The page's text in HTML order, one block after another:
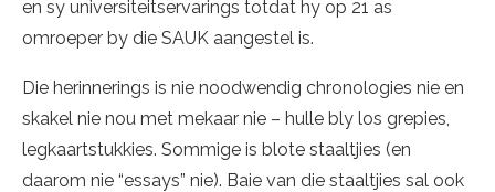
en sy universiteitservarings totdat hy op 21 as
omroeper by die SAUK aangestel is.
Die herinnerings is nie noodwendig chronologies nie en
skakel nie nou met mekaar nie – hulle bly los grepies,
legkaartstukkies. Sommige is blote staaltjies (en
daarom nie “essays” nie). Baie van die staaltjies sal ook